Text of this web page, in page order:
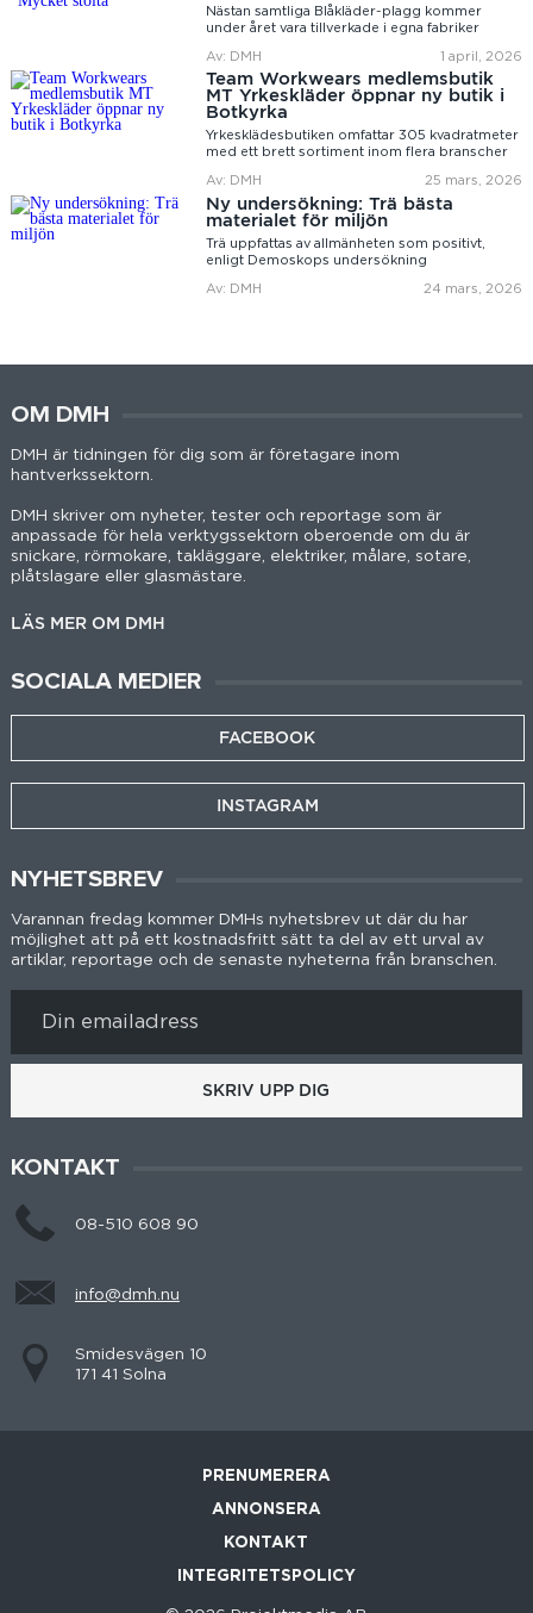
Nästan samtliga Blåkläder-plagg kommer
under året vara tillverkade i egna fabriker
Av: DMH 1 april, 2026
Team Workwears medlemsbutik
MT Yrkeskläder öppnar ny butik i
Botkyrka
Yrkesklädesbutiken omfattar 305 kvadratmeter
med ett brett sortiment inom flera branscher
Av: DMH 25 mars, 2026
Ny undersökning: Trä bästa
materialet för miljön
Trä uppfattas av allmänheten som positivt,
enligt Demoskops undersökning
Av: DMH 24 mars, 2026
OM DMH
DMH är tidningen för dig som är företagare inom
hantverkssektorn.
DMH skriver om nyheter, tester och reportage som är
anpassade för hela verktygssektorn oberoende om du är
snickare, rörmokare, takläggare, elektriker, målare, sotare,
plåtslagare eller glasmästare.
LÄS MER OM DMH
SOCIALA MEDIER
FACEBOOK
INSTAGRAM
NYHETSBREV
Varannan fredag kommer DMHs nyhetsbrev ut där du har
möjlighet att på ett kostnadsfritt sätt ta del av ett urval av
artiklar, reportage och de senaste nyheterna från branschen.
SKRIV UPP DIG
KONTAKT
08-510 608 90
info@dmh.nu
Smidesvägen 10
171 41 Solna
PRENUMERERA
ANNONSERA
KONTAKT
INTEGRITETSPOLICY